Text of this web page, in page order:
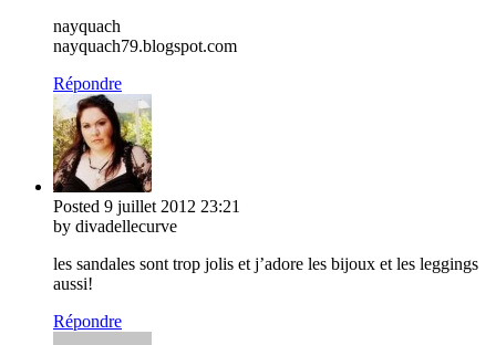
nayquach
nayquach79.blogspot.com
Répondre
Posted 9 juillet 2012 23:21
by divadellecurve
les sandales sont trop jolis et j’adore les bijoux et les leggings
aussi!
Répondre